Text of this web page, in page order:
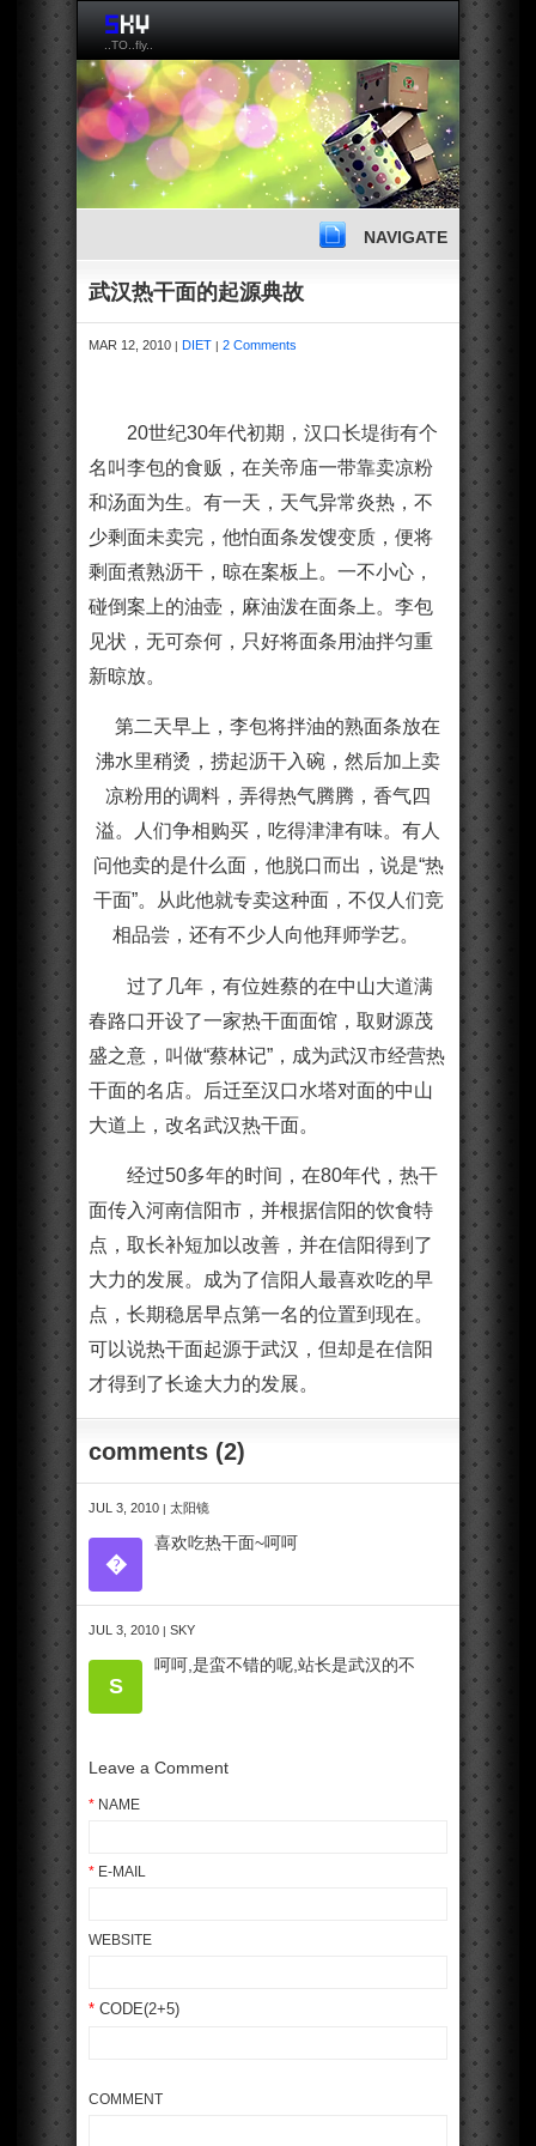
..TO..fly..
NAVIGATE
武汉热干面的起源典故
MAR 12, 2010 | DIET | 2 Comments
20世纪30年代初期，汉口长堤街有个
名叫李包的食贩，在关帝庙一带靠卖凉粉
和汤面为生。有一天，天气异常炎热，不
少剩面未卖完，他怕面条发馊变质，便将
剩面煮熟沥干，晾在案板上。一不小心，
碰倒案上的油壶，麻油泼在面条上。李包
见状，无可奈何，只好将面条用油拌匀重
新晾放。
第二天早上，李包将拌油的熟面条放在
沸水里稍烫，捞起沥干入碗，然后加上卖
凉粉用的调料，弄得热气腾腾，香气四
溢。人们争相购买，吃得津津有味。有人
问他卖的是什么面，他脱口而出，说是“热
干面”。从此他就专卖这种面，不仅人们竞
相品尝，还有不少人向他拜师学艺。
过了几年，有位姓蔡的在中山大道满
春路口开设了一家热干面面馆，取财源茂
盛之意，叫做“蔡林记”，成为武汉市经营热
干面的名店。后迁至汉口水塔对面的中山
大道上，改名武汉热干面。
经过50多年的时间，在80年代，热干
面传入河南信阳市，并根据信阳的饮食特
点，取长补短加以改善，并在信阳得到了
大力的发展。成为了信阳人最喜欢吃的早
点，长期稳居早点第一名的位置到现在。
可以说热干面起源于武汉，但却是在信阳
才得到了长途大力的发展。
comments (2)
JUL 3, 2010 | 太阳镜
�
喜欢吃热干面~呵呵
JUL 3, 2010 | SKY
S
呵呵,是蛮不错的呢,站长是武汉的不
Leave a Comment
* NAME
* E-MAIL
WEBSITE
* CODE(2+5)
COMMENT